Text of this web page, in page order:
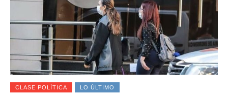
CLASE POLÍTICA LO ÚLTIMO